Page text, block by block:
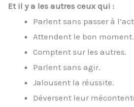
Et il y a les autres ceux qui :
Parlent sans passer à
Attendent le bon moment.
Comptent sur les autres.
Parlent sans agir.
Jalousent la réussite.
Déversent leur